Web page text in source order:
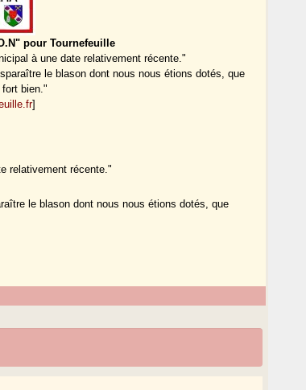
pour Tournefeuille
à une date relativement récente."
le blason dont nous nous étions dotés, que
bien."
]
relativement récente."
le blason dont nous nous étions dotés, que